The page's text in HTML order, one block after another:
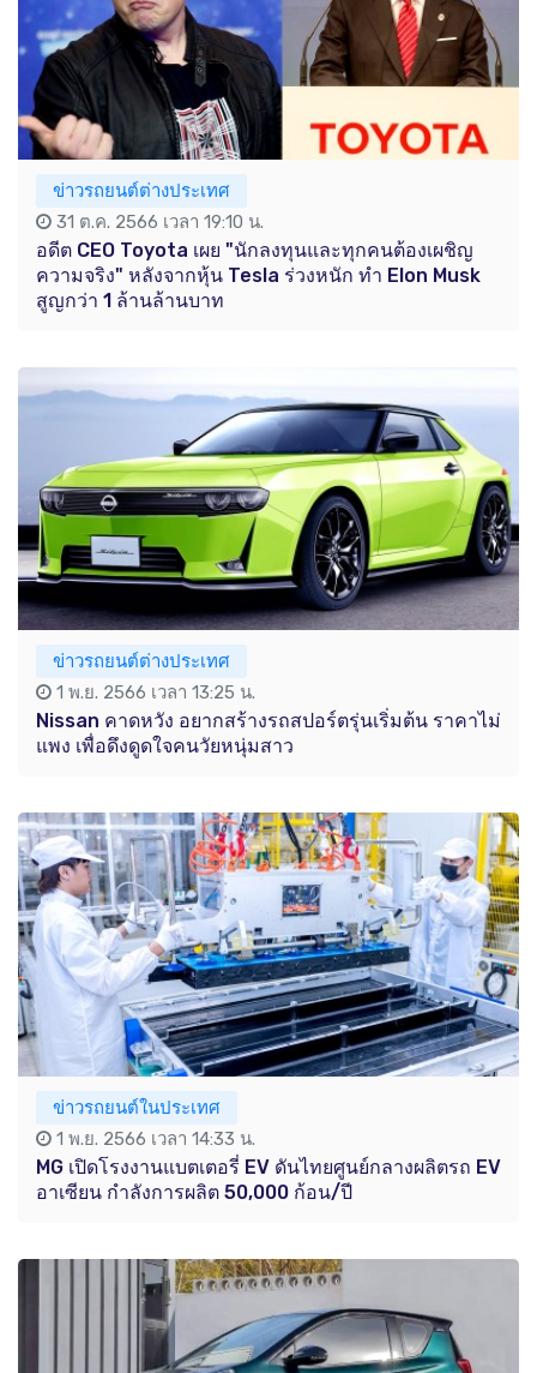
ข่าวรถยนต์ต่างประเทศ
31 ต.ค. 2566 เวลา 19:10 น.
อดีต CEO Toyota เผย "นักลงทุนและทุกคนต้องเผชิญ
ความจริง" หลังจากหุ้น Tesla ร่วงหนัก ทำ Elon Musk
สูญกว่า 1 ล้านล้านบาท
ข่าวรถยนต์ต่างประเทศ
1 พ.ย. 2566 เวลา 13:25 น.
Nissan คาดหวัง อยากสร้างรถสปอร์ตรุ่นเริ่มต้น ราคาไม่
แพง เพื่อดึงดูดใจคนวัยหนุ่มสาว
ข่าวรถยนต์ในประเทศ
1 พ.ย. 2566 เวลา 14:33 น.
MG เปิดโรงงานแบตเตอรี่ EV ดันไทยศูนย์กลางผลิตรถ EV
อาเซียน กำลังการผลิต 50,000 ก้อน/ปี